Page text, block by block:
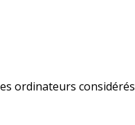
ordinateurs considérés